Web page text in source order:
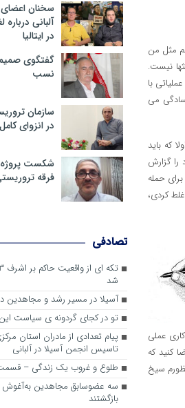
مثل من
نیست.
بچه های عملیاتی با
می
که باید
را گزارش
حمله
کردی،
عملی
کنید که
سیخ
سخنان
آلبانی
در ایتالیا
گفتگوی
نسب
سازمان
در انزوای
شکست پروژه
فرقه
تصادفی
شد
آسیلا در مسیر رشد و
تو در کجای گردونه ی سیاست
پیام تعدادی از مادران استان
تاسیس انجمن آسیلا در آلبانی
طلوع و غروب یک زندگی –
سه عضوسابق مجاهدین به‌آغوش
بازگشتند